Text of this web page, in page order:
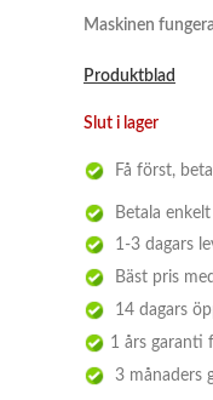
Maskinen
Produktblad
Slut i lager
Få först,
Betala
1-3 dagars
Bäst pris
14 dagars
1 års garanti
3 månaders